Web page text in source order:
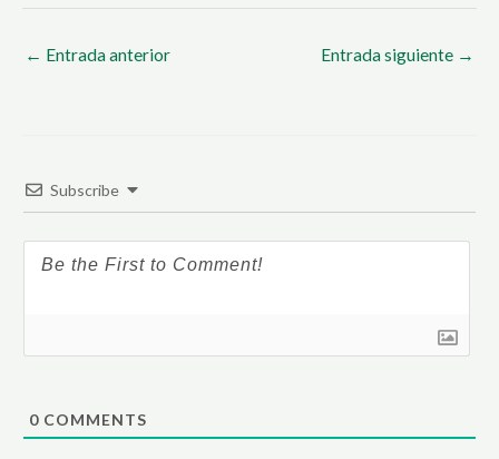
← Entrada anterior Entrada siguiente →
Subscribe
0 COMMENTS